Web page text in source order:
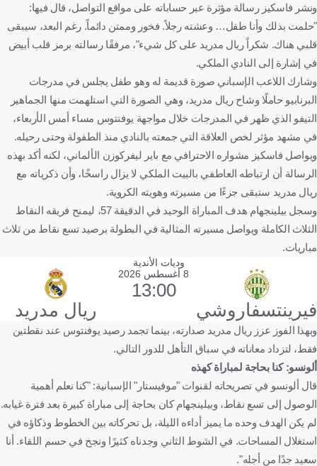
ونشر فاسكيز رسالة مؤثرة عبر حساباته على مواقع التواصل، قال فيها:
"حلمت بذلك وأنا طفل… وعشته رجلاً. فخور وممتن دائماً. رغم البعد، سيبقى
قلبي هناك. شكراً ريال مدريد على كل شيء"، مرفقًا رسالته برمز قلب أبيض
في إشارة إلى النادي الملكي.
وشارك اللاعب الإسباني صورة قديمة له وهو طفل يجلس في مدرجات
البرنابيو حاملًا وشاح ريال مدريد، وهي الصورة التي استلهمت منها الجماهير
التيفو الذي ظهر في المدرجات خلال مواجهة يوفنتوس مساء أمس الأربعاء،
في مشهد مؤثر لخص العلاقة التي جمعته بالنادي منذ الطفولة وحتى رحيله.
ويواصل فاسكيز مشواره الاحترافي مع باير ليفركوزن الألماني، لكنه أكد بهذه
الرسالة أن ارتباطه العاطفي بالبيت الملكي لا يزال راسخًا، وأن ذكرياته مع
ريال مدريد ستبقى جزءًا من مسيرته وهويته الكروية.
وسجل بيلينجهام هدف المباراة الوحيد في الدقيقة 57، ليمنح فريقه النقاط
الثلاث الكاملة ويواصل مسيرته المثالية في البطولة برصيد تسع نقاط من ثلاث
مباريات.
وديات الأندية
فيرينتسفاروشي
8 أغسطس 2026
13:00
ريال مدريد
وبهذا الفوز عزز ريال مدريد صدارته، بينما تجمد رصيد يوفنتوس عند نقطتين
فقط، لتزداد معاناته في سباق التأهل للدور التالي.
ألونسو: كنا بحاجة لمباراة كهذه
قال ألونسو في تصريحاته لقنوات "موفيستار" الإسبانية: "كنا نعلم أهمية
الوصول إلى تسع نقاط، وبيلينجهام كان بحاجة إلى مباراة كبيرة بعد فترة غيابه.
لم يكن الهدف وحده ما يميز أداءه الليلة، بل تحركاته بين الخطوط وذكاؤه في
استغلال المساحات. في الشوط الثاني وجدناه كثيرًا ونجح في حسم اللقاء. أنا
سعيد جدًا من أجله".